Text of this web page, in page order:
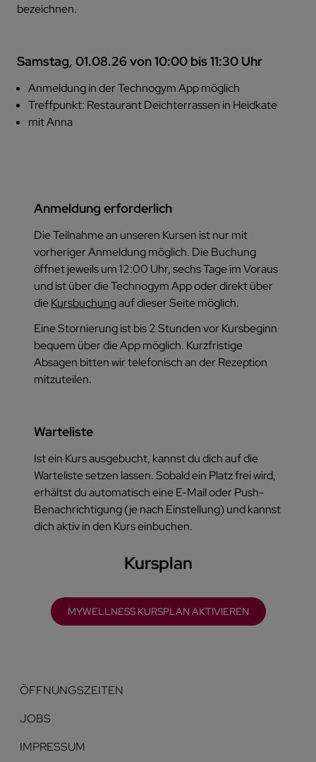
bezeichnen.
Samstag, 01.08.26 von 10:00 bis 11:30 Uhr
Anmeldung in der Technogym App möglich
Treffpunkt: Restaurant Deichterrassen in Heidkate
mit Anna
Anmeldung erforderlich
Die Teilnahme an unseren Kursen ist nur mit
vorheriger Anmeldung möglich. Die Buchung
öffnet jeweils um 12:00 Uhr, sechs Tage im Voraus
und ist über die Technogym App oder direkt über
dieKursbuchungauf dieser Seite möglich.
Eine Stornierung ist bis 2 Stunden vor Kursbeginn
bequem über die App möglich. Kurzfristige
Absagen bitten wir telefonisch an der Rezeption
mitzuteilen.
Warteliste
Ist ein Kurs ausgebucht, kannst du dich auf die
Warteliste setzen lassen. Sobald ein Platz frei wird,
erhältst du automatisch eine E-Mail oder Push-
Benachrichtigung (je nach Einstellung) und kannst
dich aktiv in den Kurs einbuchen.
Kursplan
MYWELLNESS KURSPLAN AKTIVIEREN
ÖFFNUNGSZEITEN
JOBS
IMPRESSUM